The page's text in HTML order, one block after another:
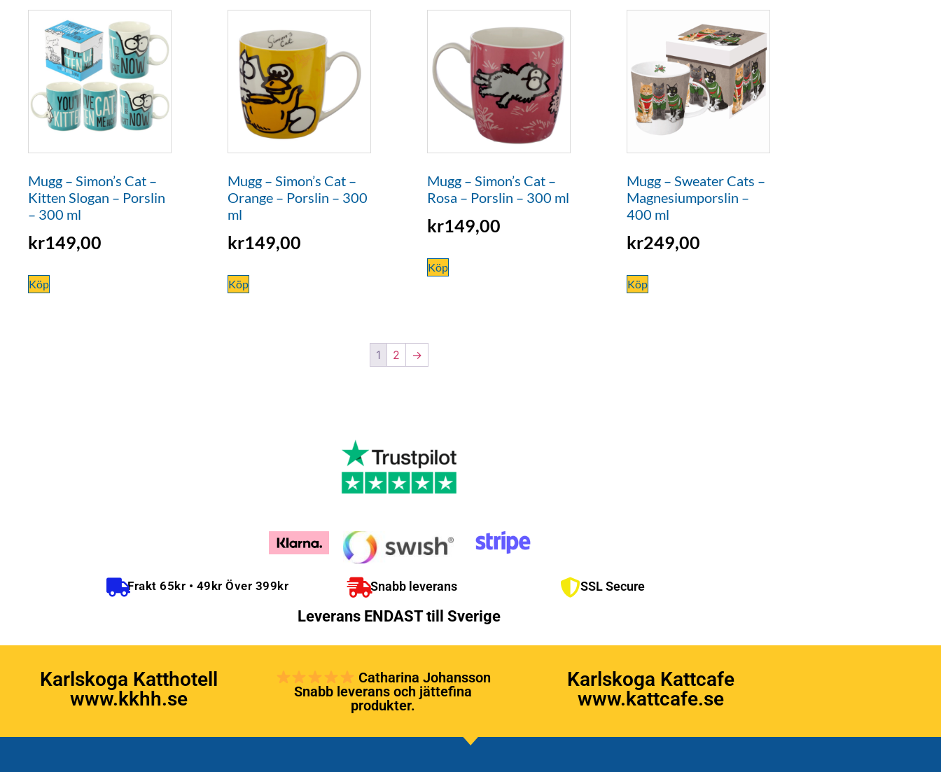
Mugg – Simon’s Cat –
Kitten Slogan – Porslin
– 300 ml
kr149,00
Köp
Mugg – Simon’s Cat –
Orange – Porslin – 300
ml
kr149,00
Köp
Mugg – Simon’s Cat –
Rosa – Porslin – 300 ml
kr149,00
Köp
Mugg – Sweater Cats –
Magnesiumporslin –
400 ml
kr249,00
Köp
1 2 →
Frakt 65kr • 49kr Över 399kr Snabb leverans SSL Secure
Leverans ENDAST till Sverige
Karlskoga Katthotell
www.kkhh.se
Catharina Johansson
Snabb leverans och jättefina
produkter.
Karlskoga Kattcafe
www.kattcafe.se